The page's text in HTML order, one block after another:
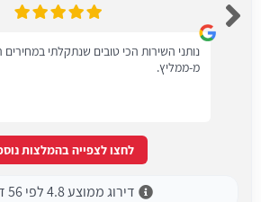
נותני השירות הכי טובים שנתקלתי במחירים
מ-ממליץ.
לחצו לצפייה בהמלצות
דירוג ממוצע 4.8 לפי 56 דירוגים